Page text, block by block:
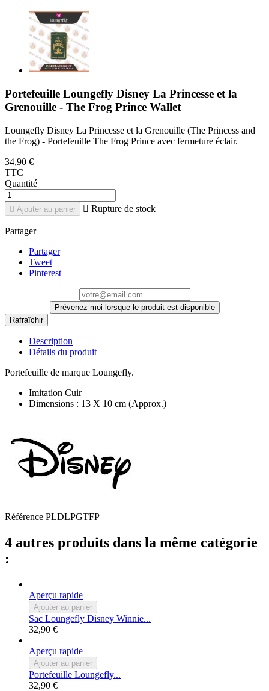
Portefeuille Loungefly Disney La Princesse et la
Grenouille - The Frog Prince Wallet
Loungefly Disney La Princesse et la Grenouille (The Princess and
the Frog) - Portefeuille The Frog Prince avec fermeture éclair.
34,90 €
TTC
Quantité
 Ajouter au panier  Rupture de stock
Partager
Partager
Tweet
Pinterest
Prévenez-moi lorsque le produit est disponible
Description
Détails du produit
Portefeuille de marque Loungefly.
Imitation Cuir
Dimensions : 13 X 10 cm (Approx.)
Référence PLDLPGTFP
4 autres produits dans la même catégorie
:
Aperçu rapide
Ajouter au panier
Sac Loungefly Disney Winnie...
32,90 €
Aperçu rapide
Ajouter au panier
Portefeuille Loungefly...
32,90 €